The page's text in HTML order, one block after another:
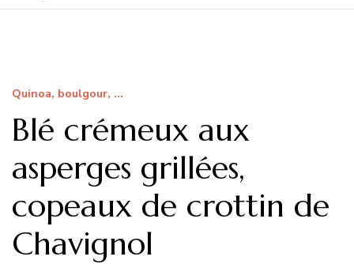
Quinoa, boulgour, ...
Blé crémeux aux
asperges grillées,
copeaux de crottin de
Chavignol